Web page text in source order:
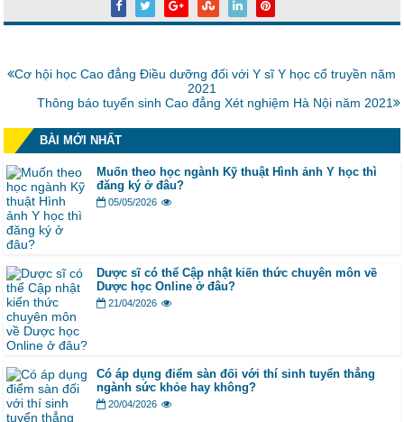
Bài
Cơ hội học Cao đẳng Điều dưỡng đối với Y sĩ Y học cổ truyền năm
2021
Bài
Thông báo tuyển sinh Cao đẳng Xét nghiệm Hà Nội năm 2021
BÀI MỚI NHẤT
Muốn theo học ngành Kỹ thuật Hình ảnh Y học thì
đăng ký ở đâu?
05/05/2026
Dược sĩ có thể Cập nhật kiến thức chuyên môn về
Dược học Online ở đâu?
21/04/2026
Có áp dụng điểm sàn đối với thí sinh tuyển thẳng
ngành sức khỏe hay không?
20/04/2026